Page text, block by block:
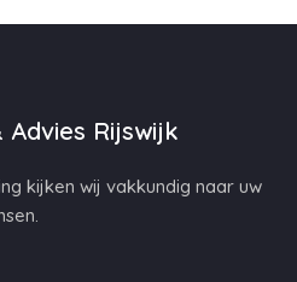
Advies Rijswijk
kijken wij vakkundig naar uw